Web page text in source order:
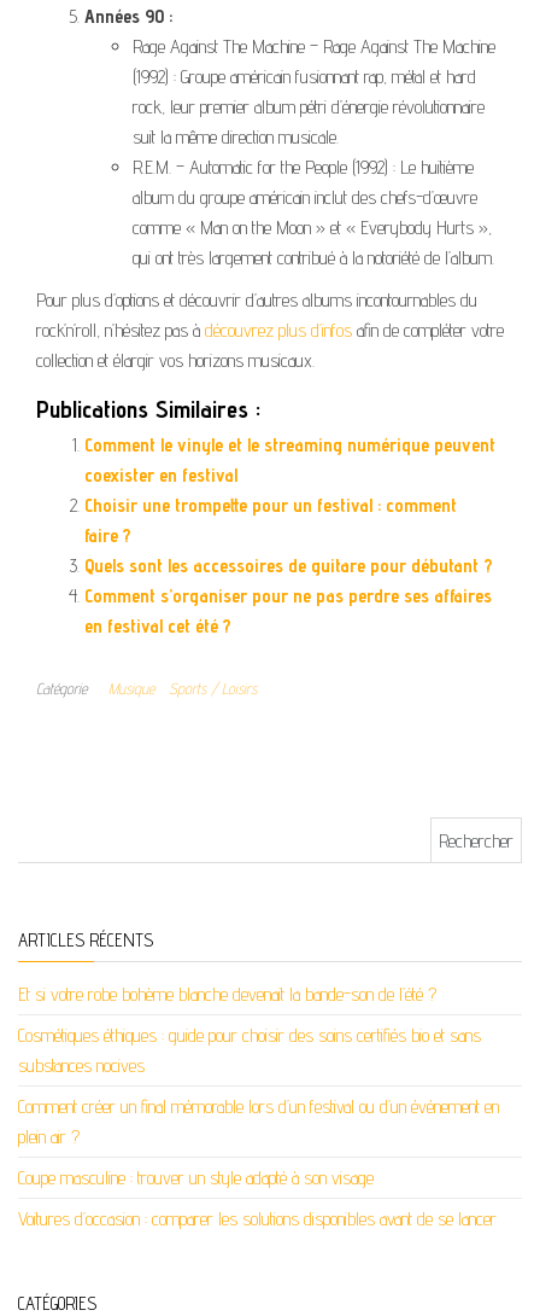
Années 90 :
Rage Against The Machine – Rage Against The Machine
(1992) : Groupe américain fusionnant rap, métal et hard
rock, leur premier album pétri d’énergie révolutionnaire
suit la même direction musicale.
R.E.M. – Automatic for the People (1992) : Le huitième
album du groupe américain inclut des chefs-d’œuvre
comme « Man on the Moon » et « Everybody Hurts »,
qui ont très largement contribué à la notoriété de l’album.
Pour plus d’options et découvrir d’autres albums incontournables du
rock’n’roll, n’hésitez pas à découvrez plus d’infos afin de compléter votre
collection et élargir vos horizons musicaux.
Publications Similaires :
Comment le vinyle et le streaming numérique peuvent
coexister en festival
Choisir une trompette pour un festival : comment
faire ?
Quels sont les accessoires de guitare pour débutant ?
Comment s’organiser pour ne pas perdre ses affaires
en festival cet été ?
Catégorie Musique Sports / Loisirs
ARTICLES RÉCENTS
Et si votre robe bohème blanche devenait la bande-son de l’été ?
Cosmétiques éthiques : guide pour choisir des soins certifiés bio et sans
substances nocives
Comment créer un final mémorable lors d’un festival ou d’un événement en
plein air ?
Coupe masculine : trouver un style adapté à son visage
Voitures d’occasion : comparer les solutions disponibles avant de se lancer
CATÉGORIES